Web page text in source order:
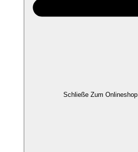
Schließe Zum Onlineshop